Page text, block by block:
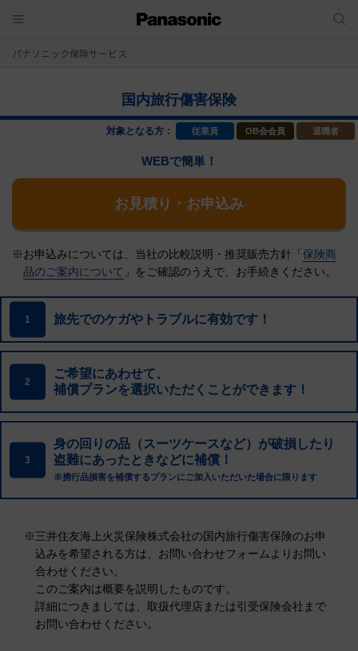
パナソニック保険サービス
国内旅行傷害保険
対象となる方： 従業員 OB会会員 退職者
WEBで簡単！
お見積り・お申込み
※お申込みについては、当社の比較説明・推奨販売方針「 保険商
品のご案内について 」をご確認のうえで、 お手続きください。
1 旅先でのケガやトラブルに有効です！
2
ご希望にあわせて、
補償プランを選択いただくことができます！
3
身の回りの品（スーツケースなど）が破損したり
盗難にあったときなどに補償！
※携行品損害を補償するプランにご加入いただいた場合に限ります
※三井住友海上火災保険株式会社の国内旅行傷害保険のお申
込みを希望される方は、お問い合わせフォームよりお問い
合わせください。
このご案内は概要を説明したものです。
詳細につきましては、取扱代理店または引受保険会社まで
お問い合わせください。